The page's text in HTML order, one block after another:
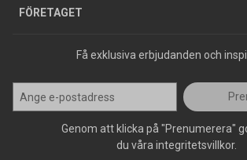
FÖRETAGET
Press
Få exklusiva erbjudanden och
Genom att klicka på "Prenumerera"
du våra integritetsvillkor.